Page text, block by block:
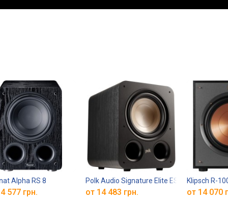
Alpha RS 8
577 грн.
Polk Audio Signature Elite ES10
от 14 483 грн.
Klipsch R-
от 14 070